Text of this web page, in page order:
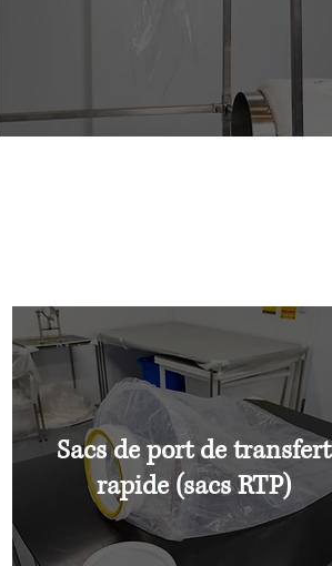
Sacs de port de transfert
rapide (sacs RTP)